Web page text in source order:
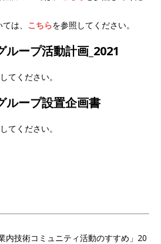
は、 こちらを参照してください。
ループ活動計画_2021
してください。
ループ設置企画書
してください。
内技術コミュニティ活動のすすめ」20